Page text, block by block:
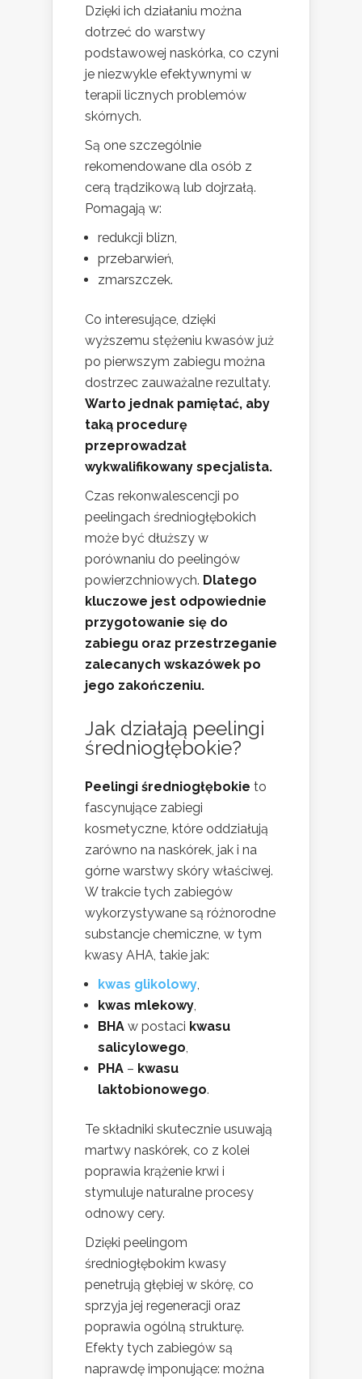
Dzięki ich działaniu można
dotrzeć do warstwy
podstawowej naskórka, co czyni
je niezwykle efektywnymi w
terapii licznych problemów
skórnych.
Są one szczególnie
rekomendowane dla osób z
cerą trądzikową lub dojrzałą.
Pomagają w:
redukcji blizn,
przebarwień,
zmarszczek.
Co interesujące, dzięki
wyższemu stężeniu kwasów już
po pierwszym zabiegu można
dostrzec zauważalne rezultaty.
Warto jednak pamiętać, aby
taką procedurę
przeprowadzał
wykwalifikowany specjalista.
Czas rekonwalescencji po
peelingach średniogłębokich
może być dłuższy w
porównaniu do peelingów
powierzchniowych. Dlatego
kluczowe jest odpowiednie
przygotowanie się do
zabiegu oraz przestrzeganie
zalecanych wskazówek po
jego zakończeniu.
Jak działają peelingi
średniogłębokie?
Peelingi średniogłębokie to
fascynujące zabiegi
kosmetyczne, które oddziałują
zarówno na naskórek, jak i na
górne warstwy skóry właściwej.
W trakcie tych zabiegów
wykorzystywane są różnorodne
substancje chemiczne, w tym
kwasy AHA, takie jak:
kwas glikolowy
kwas mlekowy
BHA w postaci kwasu
salicylowego
PHA – kwasu
laktobionowego.
Te składniki skutecznie usuwają
martwy naskórek, co z kolei
poprawia krążenie krwi i
stymuluje naturalne procesy
odnowy cery.
Dzięki peelingom
średniogłębokim kwasy
penetrują głębiej w skórę, co
sprzyja jej regeneracji oraz
poprawia ogólną strukturę.
Efekty tych zabiegów są
naprawdę imponujące: można